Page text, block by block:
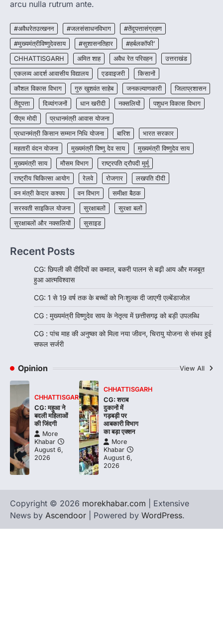
4
More Khabar
रायपुर। राष्ट्रीय बाल स्वास्थ्य कार्यक्रम (चिरायु) के तहत
जशपुर जिले की 5 माह की मासूम…
arcu nulla rutrum ante.
#अवैधरेतउत्खनन #जलसंसाधनविभाग
#तेंदूपत्तासंग्रहण
#मुख्यमंत्रीविष्णुदेवसाय
#सुशासनतिहार
#हर्बलकॉफी’
CHHATTISGARH
अमित शाह अवैध रेत परिवहन
उत्तराखंड
एकलव्य आदर्श आवासीय विद्यालय
एडवाइजरी
किसानों
कौशल विकास विभाग
गुरु खुशवंत साहेब जनकल्याणकारी
जिलाप्रशासन
तेंदूपत्ता
दिव्यांगजनों धान खरीदी नक्सलियों
पशुधन विकास विभाग
पीएम मोदी
प्रधानमंत्री आवास योजना
प्रधानमंत्री किसान सम्मान निधि योजना
बारिश
भारत सरकार
महतारी वंदन योजना
मुख्यमंत्री विष्णु देव साय
मुख्यमंत्री विष्णुदेव साय
मुख्यमंत्री साय
मौसम विभाग
राष्ट्रपति द्रौपदी मुर्मु
राष्ट्रीय चिकित्सा आयोग
रेलवे रोजगार
लखपति दीदी
वन मंत्री केदार कश्यप
वन विभाग
समीक्षा बैठक
सरस्वती साइकिल योजना
सुरक्षाबलों
सुरक्षा बलों
सुरक्षाबलों और नक्सलियों
सुसाइड
Recent Posts
CG: छिपली की दीदियों का कमाल, बकरी पालन से बढ़ी आय और मजबूत
हुआ आत्मविश्वास
CG: 1 से 19 वर्ष तक के बच्चों को निःशुल्क दी जाएगी एल्बेंडाजोल
CG : मुख्यमंत्री विष्णुदेव साय के नेतृत्व में छत्तीसगढ़ को बड़ी उपलब्धि
CG : पांच माह की अनुष्का को मिला नया जीवन, चिरायु योजना से संभव हुई
सफल सर्जरी
Opinion View All
CHHATTISGARH
CG: महुआ ने
बदली महिलाओं
की जिंदगी
More
Khabar
August 6,
2026
CHHATTISGARH
CG: शराब
दुकानों में
गड़बड़ी पर
आबकारी विभाग
का बड़ा एक्शन
More
Khabar
August 6,
2026
Copyright © 2026 morekhabar.com | Extensive
News by Ascendoor | Powered by WordPress.